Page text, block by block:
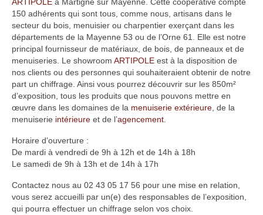
Menuiseries extérieures
Réalisations
Promotions immobilière
Magasins
Particuliers
Collectivités
Partenaires
150 adhérents qui sont tous, comme nous, artisans dans le
secteur du bois, menuisier ou charpentier exerçant dans les
départements de la Mayenne 53 ou de l’Orne 61. Elle est notre
principal fournisseur de matériaux, de bois, de panneaux et de
menuiseries. Le showroom ARTIPOLE est à la disposition de
nos clients ou des personnes qui souhaiteraient obtenir de notre
part un chiffrage. Ainsi vous pourrez découvrir sur les 850m²
d’exposition, tous les produits que nous pouvons mettre en
œuvre dans les domaines de la menuiserie extérieure , de la
menuiserie intérieure et de l’agencement
Horaire d’ouverture :
De mardi à vendredi de 9h à 12h et de 14h à 18h
Le samedi de 9h à 13h et de 14h à 17h
Contactez nous au 02 43 05 17 56 pour une mise en relation,
vous serez accueilli par un(e) des responsables de l’exposition,
qui pourra effectuer un chiffrage selon vos choix.